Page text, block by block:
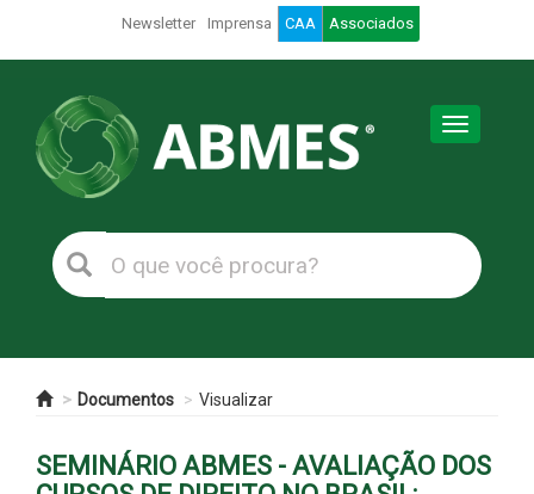
Newsletter Imprensa CAA Associados
Toggle
Documentos Visualizar
SEMINÁRIO ABMES - AVALIAÇÃO DOS